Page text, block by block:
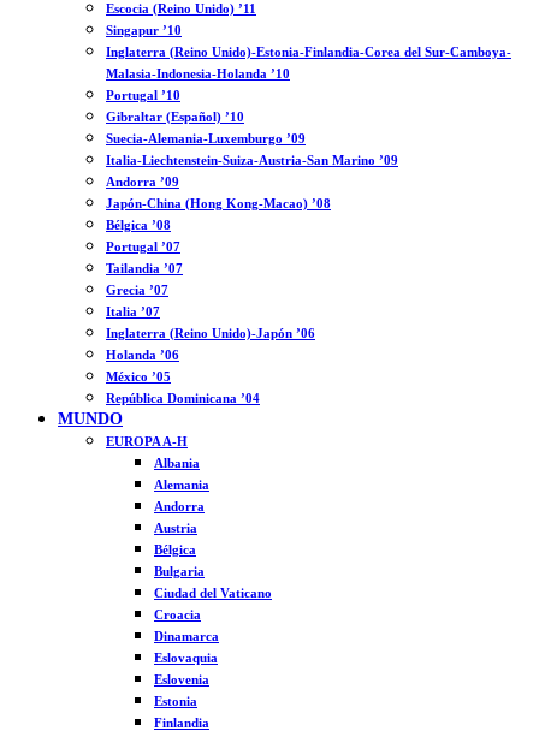
Escocia (Reino Unido) ’11
Singapur ’10
Inglaterra (Reino Unido)-Estonia-Finlandia-Corea del Sur-Camboya-
Malasia-Indonesia-Holanda ’10
Portugal ’10
Gibraltar (Español) ’10
Suecia-Alemania-Luxemburgo ’09
Italia-Liechtenstein-Suiza-Austria-San Marino ’09
Andorra ’09
Japón-China (Hong Kong-Macao) ’08
Bélgica ’08
Portugal ’07
Tailandia ’07
Grecia ’07
Italia ’07
Inglaterra (Reino Unido)-Japón ’06
Holanda ’06
México ’05
República Dominicana ’04
MUNDO
EUROPA A-H
Albania
Alemania
Andorra
Austria
Bélgica
Bulgaria
Ciudad del Vaticano
Croacia
Dinamarca
Eslovaquia
Eslovenia
Estonia
Finlandia